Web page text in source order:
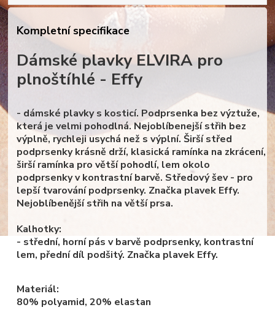
Kompletní specifikace
Dámské plavky ELVIRA pro
plnoštíhlé - Effy
- dámské plavky s kosticí. Podprsenka bez výztuže,
která je velmi pohodlná. Nejoblíbenejší střih bez
výplně, rychleji usychá než s výplní. Širší střed
podprsenky krásně drží, klasická ramínka na zkrácení,
širší ramínka pro větší pohodlí, lem okolo
podprsenky v kontrastní barvě. Středový šev - pro
lepší tvarování podprsenky. Značka plavek Effy.
Nejoblíbenější střih na větší prsa.
Kalhotky:
- střední, horní pás v barvě podprsenky, kontrastní
lem, přední díl podšitý. Značka plavek Effy.
Materiál:
80% polyamid, 20% elastan